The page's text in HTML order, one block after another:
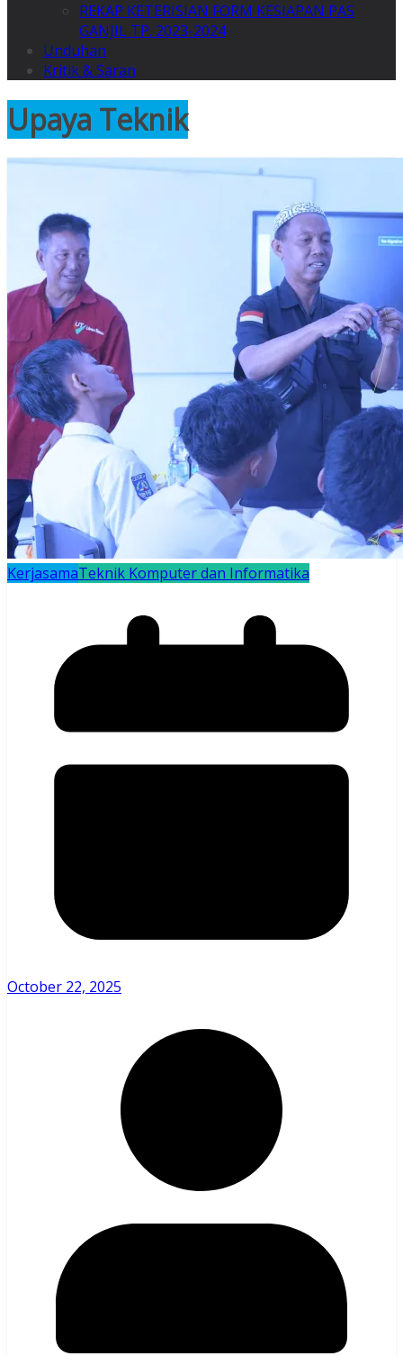
REKAP KETERISIAN FORM KESIAPAN PAS
GANJIL TP. 2023-2024
Unduhan
Kritik & Saran
Upaya Teknik
KerjasamaTeknik Komputer dan Informatika
October 22, 2025